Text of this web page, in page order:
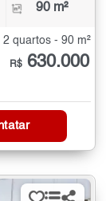
90 m²
quartos - 90 m²
R$ 630.000